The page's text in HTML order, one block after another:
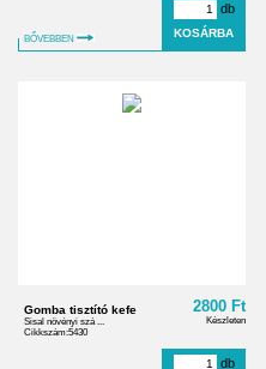
BŐVEBBEN
db
Gomba tisztító kefe
Sisal növényi szá ...
Cikkszám:5430
2800 Ft
Készleten
db